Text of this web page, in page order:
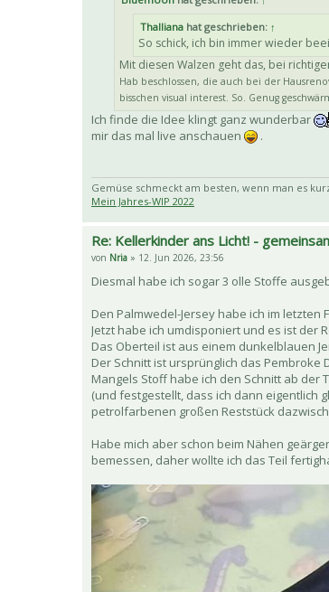
Thalliana hat geschrieben: ↑
So schick, ich bin immer wieder
Mit diesen Walzen geht das, bei
Hab beschlossen, die auch bei der
bisschen visual interest. So. Genug
Ich finde die Idee klingt ganz wunderbar
mir das mal live anschauen
.
Gemüse schmeckt am besten, wenn man es
Mein Jahres-WIP 2022
Re: Kellerkinder ans Licht! -
von Nria » 12. Jun 2026, 23:56
Diesmal habe ich sogar 3 olle Stoffe
Den Palmwedel-Jersey habe ich im
Jetzt habe ich umdisponiert und es ist der
Das Oberteil ist aus einem dunkelblauen
Der Schnitt ist ursprünglich das
Mangels Stoff habe ich den Schnitt ab der
(und festgestellt, dass ich dann eigentlich
petrolfarbenen großen Reststück
Habe mich aber schon beim Nähen
bemessen, daher wollte ich das Teil